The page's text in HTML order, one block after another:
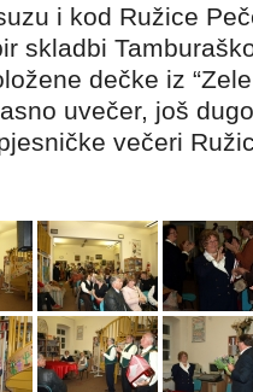
i kod Ružice
skladbi
dečke iz
uvečer, još
večeri